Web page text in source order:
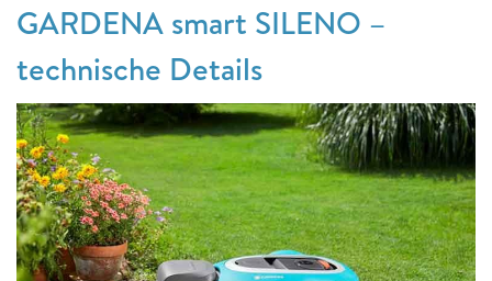
GARDENA smart SILENO –
technische Details